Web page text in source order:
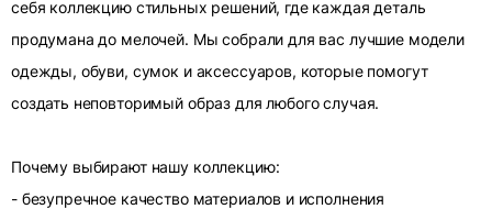
себя коллекцию стильных решений, где каждая деталь
продумана до мелочей. Мы собрали для вас лучшие модели
одежды, обуви, сумок и аксессуаров, которые помогут
создать неповторимый образ для любого случая.
Почему выбирают нашу коллекцию:
- безупречное качество материалов и исполнения